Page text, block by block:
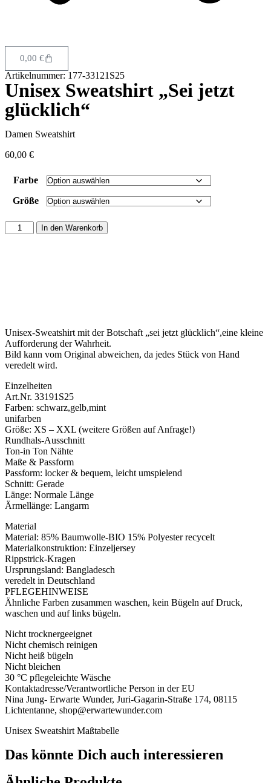
0,00 €
Artikelnummer: 177-33121S25
Unisex Sweatshirt „Sei jetzt
glücklich“
Damen Sweatshirt
60,00 €
Farbe
Größe
In den Warenkorb
Unisex-Sweatshirt mit der Botschaft „sei jetzt glücklich“,eine kleine
Aufforderung der Wahrheit.
Bild kann vom Original abweichen, da jedes Stück von Hand
veredelt wird.
Einzelheiten
Art.Nr. 33191S25
Farben: schwarz,gelb,mint
unifarben
Größe: XS – XXL (weitere Größen auf Anfrage!)
Rundhals-Ausschnitt
Ton-in Ton Nähte
Maße & Passform
Passform: locker & bequem, leicht umspielend
Schnitt: Gerade
Länge: Normale Länge
Ärmellänge: Langarm
Material
Material: 85% Baumwolle-BIO 15% Polyester recycelt
Materialkonstruktion: Einzeljersey
Rippstrick-Kragen
Ursprungsland: Bangladesch
veredelt in Deutschland
PFLEGEHINWEISE
Ähnliche Farben zusammen waschen, kein Bügeln auf Druck,
waschen und auf links bügeln.
Nicht trocknergeeignet
Nicht chemisch reinigen
Nicht heiß bügeln
Nicht bleichen
30 °C pflegeleichte Wäsche
Kontaktadresse/Verantwortliche Person in der EU
Nina Jung- Erwarte Wunder, Juri-Gagarin-Straße 174, 08115
Lichtentanne, shop@erwartewunder.com
Unisex Sweatshirt Maßtabelle
Das könnte Dich auch interessieren